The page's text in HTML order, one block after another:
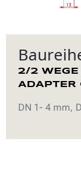
2/2
ADAPTER
DN 1- 4 mm,